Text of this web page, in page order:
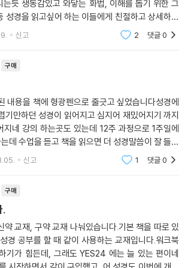
는듯 생동감있고 와닿는 화법, 이해를 돕기 위한 그
성경을 읽고싶어 하는 이들에게 친절하고 상세하게
너~~~~~~~무 이해하기쉽게 쓰여 있습니다 예
신고 2 댓글0
구매
내용을 책에 형광펜으로 줄긋고 싶었습니다성경에
기만하던 성경이 읽어지고 심지어 재밌어지기 까지
네 강의 하는곳도 있는데 12주 과정으로 1주일에
듣고 책을 읽으면 더 성경말씀이 잘 들립
지 않을까요? 성경일독 마음먹으신분 추천합니
신고 1 댓글0
구매
.
약 교재, 구약 교재 나눠있습니다.기본 책을 따로 있
경 공부를 할 때 같이 사용하는 교재입니다.워크북
기가 힘든데, 그래도 YES24 에는 늘 있는 편이네